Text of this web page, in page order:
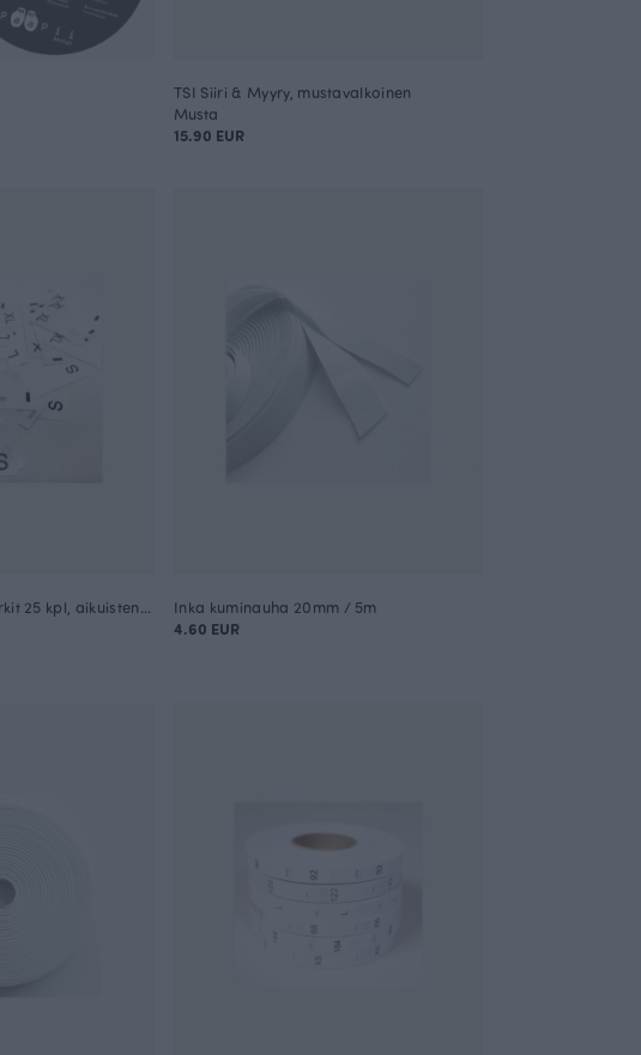
TSI Siiri & Myyry, mustavalkoinen
Musta
15.90 EUR
Ommeltavat kokomerkit 25 kpl, aikuisten koot
Inka kuminauha 20mm / 5m
4.60 EUR